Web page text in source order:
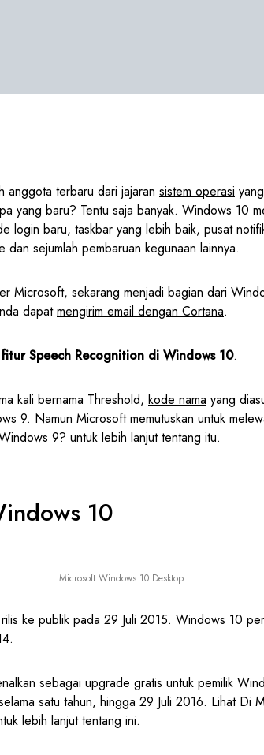
terbaru dari jajaran sistem operasi
yang baru? Tentu saja banyak. Windows 10
login baru, taskbar yang lebih baik, pusat
sejumlah pembaruan kegunaan lainnya.
Microsoft, sekarang menjadi bagian dari
dapatmengirim email dengan Cortana.
Speech Recognition di Windows 10.
kali bernama Threshold, kode nama yang
9. Namun Microsoft memutuskan untuk
9? untuk lebih lanjut tentang itu.
10
Microsoft Windows 10 Desktop
ke publik pada 29 Juli 2015. Windows 10
sebagai upgrade gratis untuk pemilik
satu tahun, hingga 29 Juli 2016. Lihat Di
lebih lanjut tentang ini.